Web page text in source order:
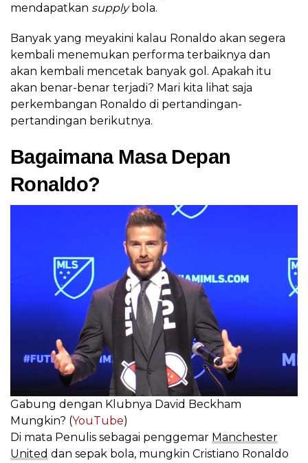
mendapatkan supplybola.
Banyak yang meyakini kalau Ronaldo akan segera
kembali menemukan performa terbaiknya dan
akan kembali mencetak banyak gol. Apakah itu
akan benar-benar terjadi? Mari kita lihat saja
perkembangan Ronaldo di pertandingan-
pertandingan berikutnya.
Bagaimana Masa Depan
Ronaldo?
Gabung dengan Klubnya David Beckham
Mungkin? (YouTube)
Di mata Penulis sebagai penggemar Manchester
United dan sepak bola, mungkin Cristiano Ronaldo